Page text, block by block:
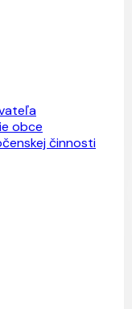
obce
činnosti